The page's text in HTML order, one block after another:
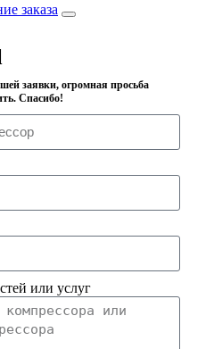
заказа
заявки, огромная просьба
Спасибо!
или услуг